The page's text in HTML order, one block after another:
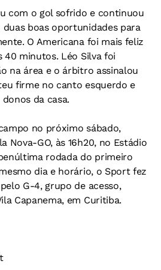
com o gol sofrido e continuou
duas boas oportunidades para
O Americana foi mais feliz
40 minutos. Léo Silva foi
na área e o árbitro assinalou
firme no canto esquerdo e
da casa.
no próximo sábado,
Nova-GO, às 16h20, no Estádio
rodada do primeiro
dia e horário, o Sport fez
G-4, grupo de acesso,
Capanema, em Curitiba.